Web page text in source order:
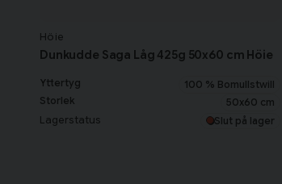
Höie
Dunkudde Saga Låg 425g 50x60 cm Höie
Yttertyg
100 % Bomullstwill
Storlek
50x60 cm
Lagerstatus Slut på lager